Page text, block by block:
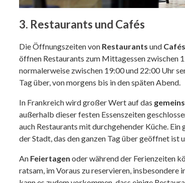
3. Restaurants und Cafés
Die Öffnungszeiten von Restaurants und Cafés
öffnen Restaurants zum Mittagessen zwischen
normalerweise zwischen 19:00 und 22:00 Uhr
Tag über, von morgens bis in den späten Abend.
In Frankreich wird großer Wert auf das
außerhalb dieser festen Essenszeiten
auch Restaurants mit durchgehender Küche. Ein
der Stadt, das den ganzen Tag über geöffnet ist
An Feiertagen oder während der Ferienzeiten
ratsam, im Voraus zu reservieren, insbesondere